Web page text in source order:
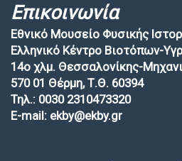
Επικοινωνία
Εθνικό Μουσείο Φυσικής
Ελληνικό Κέντρο Βιοτόπων-
14ο χλμ. Θεσσαλονίκης-
570 01 Θέρμη, Τ.Θ. 60394
Τηλ.: 0030 2310473320
E-mail: ekby@ekby.gr